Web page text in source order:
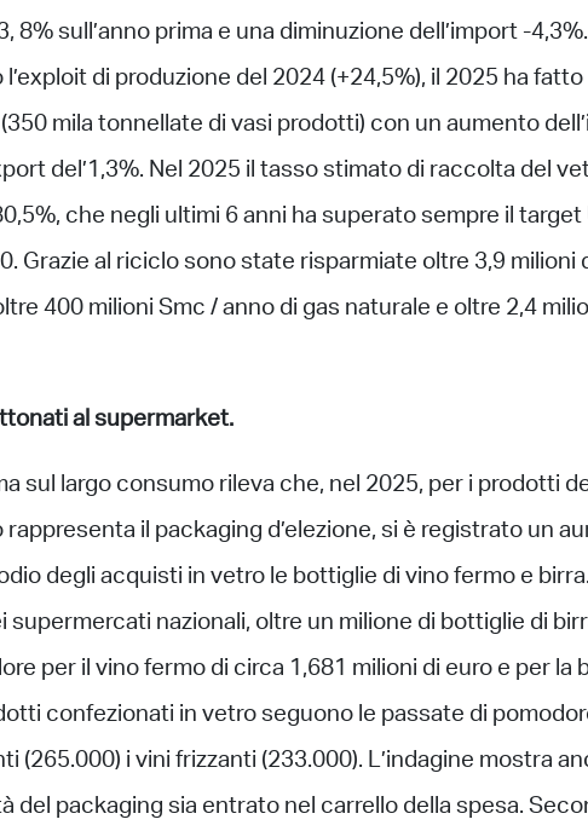
8% sull’anno prima e una diminuzione dell’import -
di produzione del 2024 (+24,5%), il 2025 ha
mila tonnellate di vasi prodotti) con un aumento
del’1,3%. Nel 2025 il tasso stimato di raccolta del
che negli ultimi 6 anni ha superato sempre il
Grazie al riciclo sono state risparmiate oltre 3,9 milioni
400 milioni Smc / anno di gas naturale e oltre 2,4
al supermarket.
sul largo consumo rileva che, nel 2025, per i prodotti
rappresenta il packaging d’elezione, si è registrato un
degli acquisti in vetro le bottiglie di vino fermo e
supermercati nazionali, oltre un milione di bottiglie di
per il vino fermo di circa 1,681 milioni di euro e per la
confezionati in vetro seguono le passate di
(265.000) i vini frizzanti (233.000). L’indagine mostra
del packaging sia entrato nel carrello della spesa.